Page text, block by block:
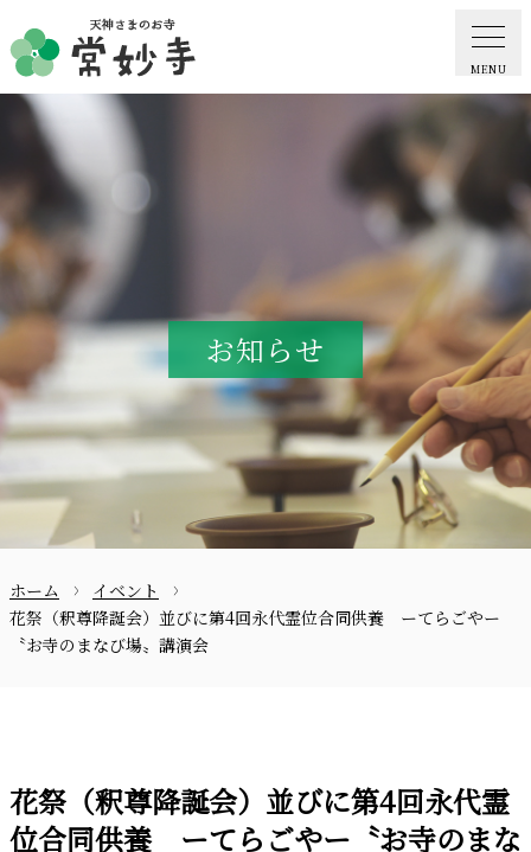
MENU
ホーム
常妙寺紹介
納骨堂・お墓
葬儀・供養・祈祷
ギャラリー
お知らせ
お問合せ
お知らせ
ホーム
イベント
花祭（釈尊降誕会）並びに第4回永代霊位合同供養 ーてらごやー
〝お寺のまなび場〟講演会
花祭（釈尊降誕会）並びに第4回永代霊
位合同供養 ーてらごやー〝お寺のまな